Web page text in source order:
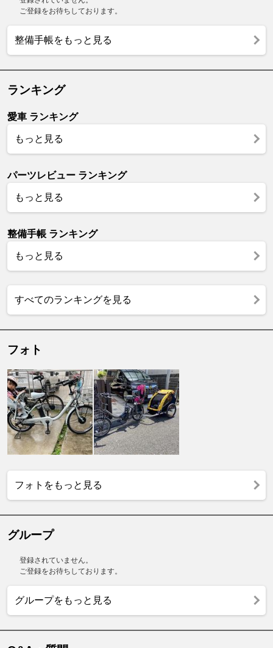
ご登録をお待ちしております。
整備手帳をもっと見る
ランキング
愛車 ランキング
もっと見る
パーツレビュー ランキング
もっと見る
整備手帳 ランキング
もっと見る
すべてのランキングを見る
フォト
フォトをもっと見る
グループ
登録されていません。
ご登録をお待ちしております。
グループをもっと見る